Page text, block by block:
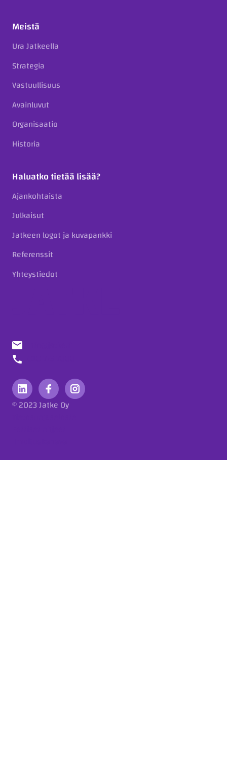
Meistä
Ura Jatkeella
Strategia
Vastuullisuus
Avainluvut
Organisaatio
Historia
Haluatko tietää lisää?
Ajankohtaista
Julkaisut
Jatkeen logot ja kuvapankki
Referenssit
Yhteystiedot
© 2023 Jatke Oy